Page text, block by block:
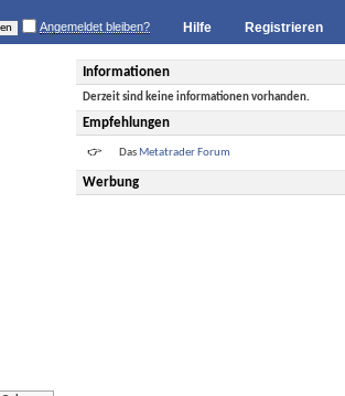
Registrieren
Hilfe
Angemeldet bleiben?
Informationen
Derzeit sind keine informationen vorhanden.
Empfehlungen
Das Metatrader Forum
Werbung